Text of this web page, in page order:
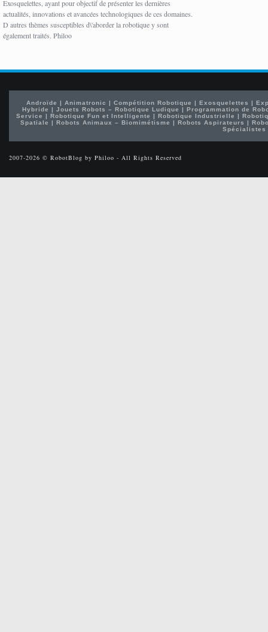
Exosquelettes, ayant pour objectif de présenter les dernières
actualités, innovations et avancées technologiques de ces domaines.
D autres thèmes susceptibles d\'aborder la robotique y sont
également traités. Philoo
Androïde | Animatronic | Compétition Robotique | Exosquelettes |
Hybride |Jouets Robots – Robotique Ludique |Programmation de
Service | Robotique Fun et Intelligente | Robotique Industrielle |
Spatiale | Robots Animaux – Biomimétisme | Robots Aspirateurs |
Spécialistes
2007-2026 © RobotBlog by Philoo - All Rights Reserved